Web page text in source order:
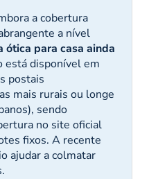
a cobertura
a nível
ótica para casa ainda
está disponível em
postais
mais rurais ou longe
sendo
no site oficial
fixos. A recente
ajudar a colmatar